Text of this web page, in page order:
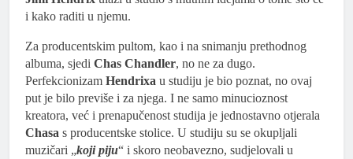
i kako raditi u njemu.
Za producentskim pultom, kao i na snimanju prethodnog
albuma, sjedi Chas Chandler, no ne za dugo.
Perfekcionizam Hendrixa u studiju je bio poznat, no ovaj
put je bilo previše i za njega. I ne samo minucioznost
kreatora, već i prenapučenost studija je jednostavno otjerala
Chasa s producentske stolice. U studiju su se okupljali
muzičari „koji piju“ i skoro neobavezno, sudjelovali u